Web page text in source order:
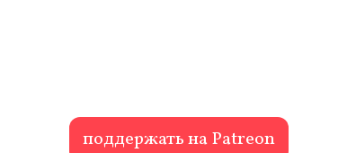
поддержать на Patreon